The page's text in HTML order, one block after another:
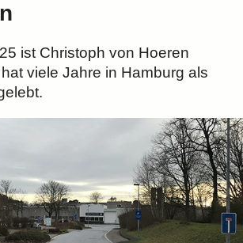
ist Christoph von Hoeren
viele Jahre in Hamburg als